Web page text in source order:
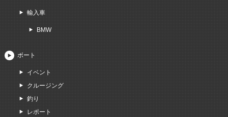
輸入車
BMW
ボート
イベント
クルージング
釣り
レポート